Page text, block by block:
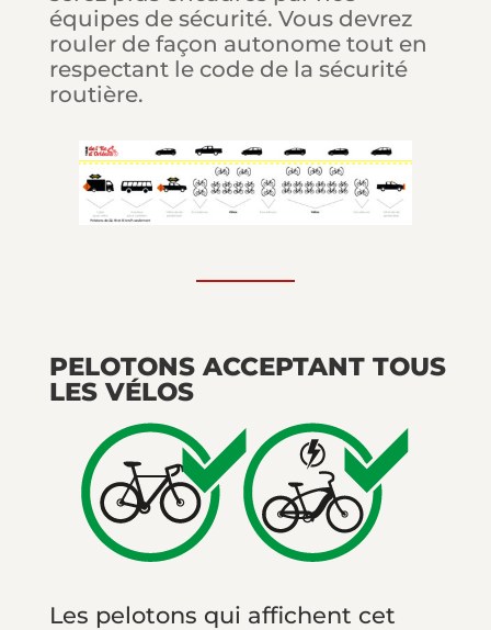
équipes de sécurité. Vous devrez
rouler de façon autonome tout en
respectant le code de la sécurité
routière.
PELOTONS ACCEPTANT TOUS
LES VÉLOS
Les pelotons qui affichent cet